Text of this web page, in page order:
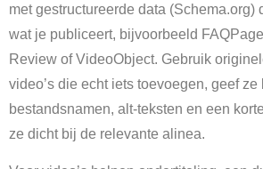
met gestructureerde data (Schema.org)
wat je publiceert, bijvoorbeeld
Review of VideoObject. Gebruik
video’s die echt iets toevoegen, geef
bestandsnamen, alt-teksten en een
ze dicht bij de relevante alinea.